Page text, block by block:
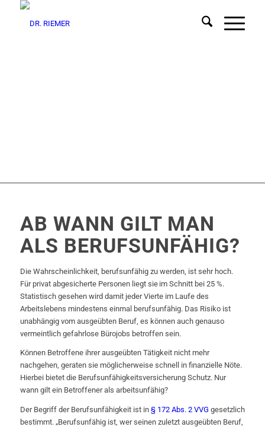
AB WANN GILT MAN
ALS BERUFSUNFÄHIG?
Die Wahrscheinlichkeit, berufsunfähig zu werden, ist sehr hoch.
Für privat abgesicherte Personen liegt sie im Schnitt bei 25 %.
Statistisch gesehen wird damit jeder Vierte im Laufe des
Arbeitslebens mindestens einmal berufsunfähig. Das Risiko ist
unabhängig vom ausgeübten Beruf, es können auch genauso
vermeintlich gefahrlose Bürojobs betroffen sein.
Können Betroffene ihrer ausgeübten Tätigkeit nicht mehr
nachgehen, geraten sie möglicherweise schnell in finanzielle Nöte.
Hierbei bietet die Berufsunfähigkeitsversicherung Schutz. Nur
wann gilt ein Betroffener als arbeitsunfähig?
Der Begriff der Berufsunfähigkeit ist in § 172 Abs. 2 VVG gesetzlich
bestimmt. „Berufsunfähig ist, wer seinen zuletzt ausgeübten Beruf,